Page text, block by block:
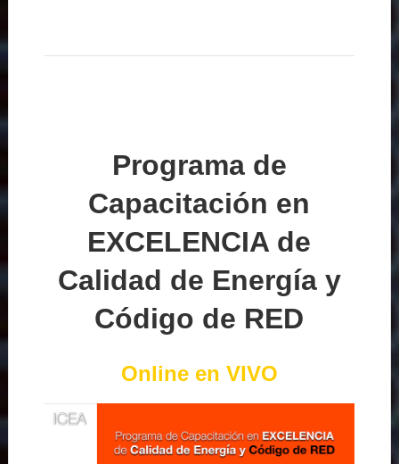
Programa de
Capacitación en
EXCELENCIA de
Calidad de Energía y
Código de RED
Online en VIVO